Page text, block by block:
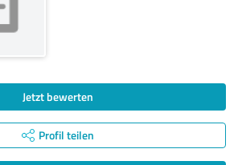
Jetzt bewerten
Profil teilen